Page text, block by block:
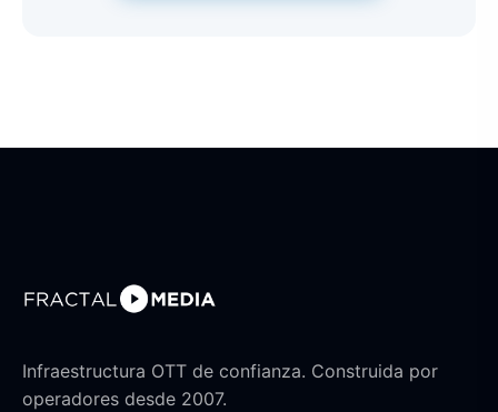
Infraestructura OTT de confianza. Construida por
operadores desde 2007.